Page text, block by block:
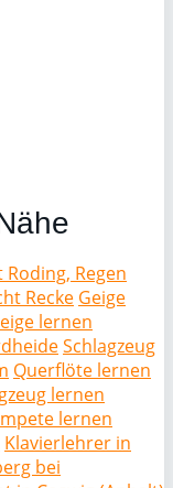
Regen
Recke Geige
lernen
Schlagzeug
Querflöte lernen
lernen
lernen
Klavierlehrer in
bei